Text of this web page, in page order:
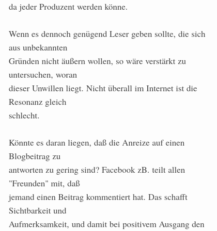
da jeder Produzent werden könne.
Wenn es dennoch genügend Leser geben sollte, die sich
aus unbekannten
Gründen nicht äußern wollen, so wäre verstärkt zu
untersuchen, woran
dieser Unwillen liegt. Nicht überall im Internet ist die
Resonanz gleich
schlecht.
Könnte es daran liegen, daß die Anreize auf einen
Blogbeitrag zu
antworten zu gering sind? Facebook zB. teilt allen
"Freunden" mit, daß
jemand einen Beitrag kommentiert hat. Das schafft
Sichtbarkeit und
Aufmerksamkeit, und damit bei positivem Ausgang den